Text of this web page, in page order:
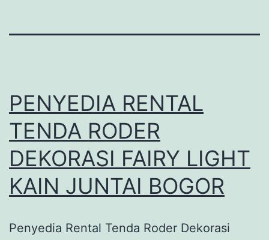
PENYEDIA RENTAL
TENDA RODER
DEKORASI FAIRY LIGHT
KAIN JUNTAI BOGOR
Penyedia Rental Tenda Roder Dekorasi